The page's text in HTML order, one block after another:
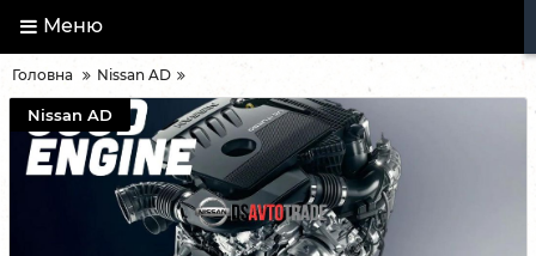
Меню
Головна Nissan AD
Nissan AD